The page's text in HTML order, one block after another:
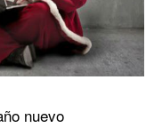
nuevo